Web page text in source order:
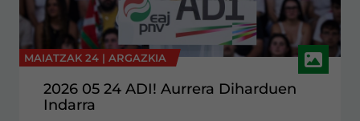
MAIATZAK 24 | ARGAZKIA
2026 05 24 ADI! Aurrera Diharduen
Indarra